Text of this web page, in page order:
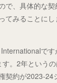
で、具体的な
てみることにし
で
。2年というの
契約が2023-24